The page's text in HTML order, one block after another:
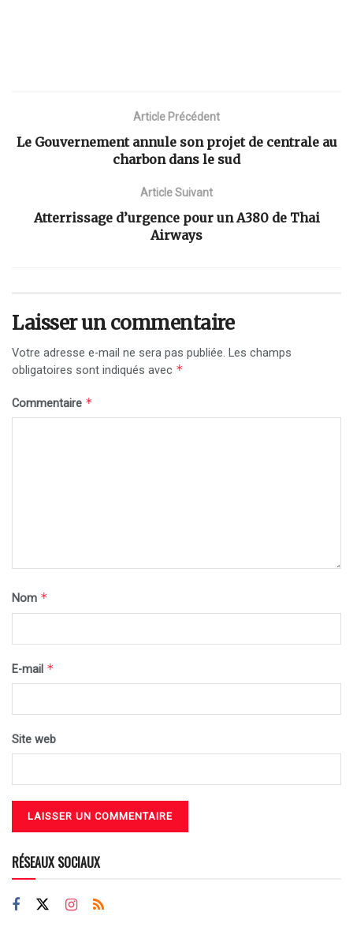
Article Précédent
Le Gouvernement annule son projet de centrale au
charbon dans le sud
Article Suivant
Atterrissage d’urgence pour un A380 de Thai
Airways
Laisser un commentaire
Votre adresse e-mail ne sera pas publiée. Les champs
obligatoires sont indiqués avec *
Commentaire *
Nom *
E-mail *
Site web
RÉSEAUX SOCIAUX